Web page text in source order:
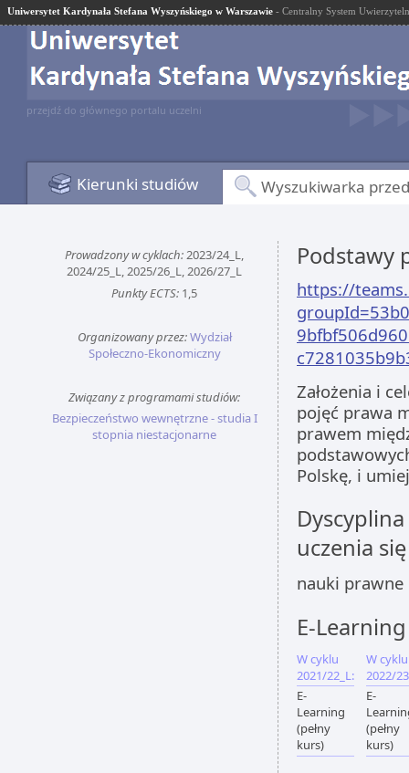
Uniwersytet Kardynała Stefana Wyszyńskiego w Warszawie - Centralny System
przejdź do głównego portalu uczelni
Kierunki studiów Wyszukiwarka
Prowadzony w cyklach:2023/24_L,
2024/25_L, 2025/26_L, 2026/27_L
Punkty ECTS: 1,5
Organizowany przez:Wydział
Społeczno-Ekonomiczny
Związany z programami studiów:
Bezpieczeństwo wewnętrzne - studia I
stopnia niestacjonarne
Podstawy
https://
Założenia i
pojęć prawa
prawem
Polskę, i
uczenia się
nauki prawne
E-Learning
W cyklu
2021/22_L:
E-
Learning
(pełny
kurs)
W cyklu
2022/
E-
(pełny
kurs)